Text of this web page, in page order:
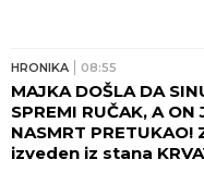
HRONIKA 08:55
MAJKA DOŠLA DA
SPREMI RUČAK, A ON
NASMRT PRETUKAO!
izveden iz stana